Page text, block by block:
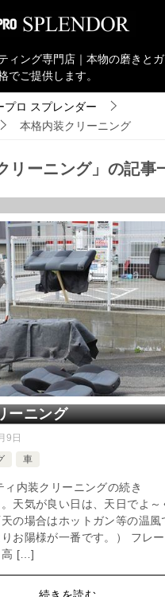
ィング専門店｜本物の磨きと
でご提供します。
プロ スプレンダー
本格内装クリーニング
リーニング」の記事
ーニング
9日
車
ィ内装クリーニングの続き
天気が良い日は、天日でよ～
の場合はホットガン等の温風
お陽様が一番です。） フレ
高 […]